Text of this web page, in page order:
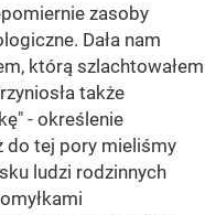
zasoby
Dała nam
którą szlachtowałem
także
- określenie
do tej pory mieliśmy
ludzi rodzinnych